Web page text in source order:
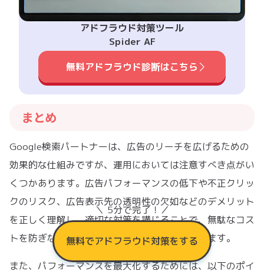
アドフラウド対策ツール
Spider AF
無料アドフラウド診断はこちら
まとめ
Google検索パートナーは、広告のリーチを広げるための
効果的な仕組みですが、運用においては注意すべき点がい
くつかあります。広告パフォーマンスの低下や不正クリッ
クのリスク、広告表示先の透明性の欠如などのデメリット
を正しく理解し、適切な対策を講じることで、無駄なコス
トを防ぎながら効率的な広告運用が可能になります。
また、パフォーマンスを最大化するためには、以下のポイ
＼ 5分で完了！／
無料でアドフラウド対策をする